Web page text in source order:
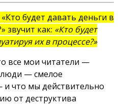
будет давать деньги в
звучит как: «Кто будет
их в процессе?»
все мои читатели —
— смелое
что мы действительно
от деструктива